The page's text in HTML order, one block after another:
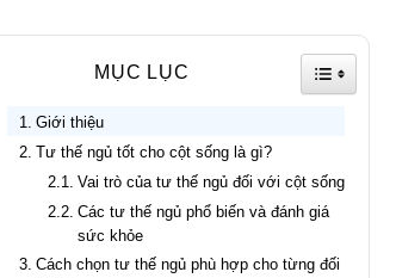
MỤC LỤC
Giới thiệu
Tư thế ngủ tốt cho cột sống là gì?
Vai trò của tư thế ngủ đối với cột sống
Các tư thế ngủ phổ biến và đánh giá
sức khỏe
Cách chọn tư thế ngủ phù hợp cho từng đối